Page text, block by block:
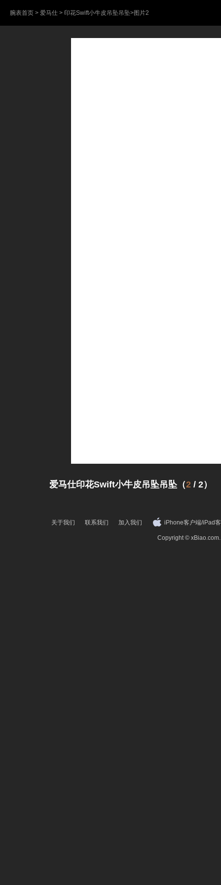
腕表首页 > 爱马仕 > 印花Swift小牛皮吊坠吊坠>图片2
爱马仕印花Swift小牛皮吊坠吊坠（2 / 2）
关于我们 联系我们 加入我们 iPhone客户端/iPad
Copyright ©